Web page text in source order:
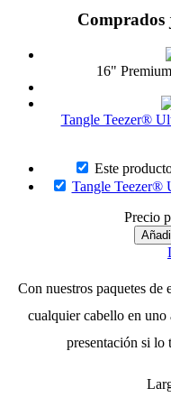
Comprados
16"
Tangle Teezer®
Este
Tangle Teezer®
Precio
Con nuestros paquetes de
cualquier cabello en uno
presentación si lo